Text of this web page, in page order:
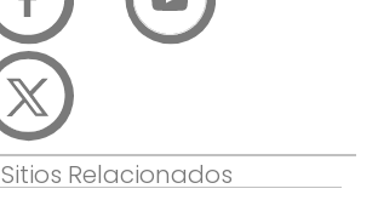
Sitios Relacionados